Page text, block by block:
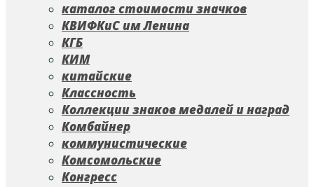
каталог стоимости значков
КВИФКиС им Ленина
КГБ
КИМ
китайские
Классность
Коллекции знаков медалей и наград
Комбайнер
коммунистические
Комсомольские
Конгресс